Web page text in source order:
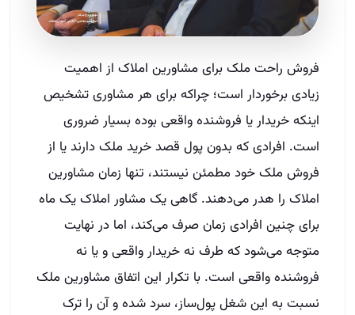
فروش راحت ملک برای مشاورین املاک از اهمیت
زیادی برخوردار است؛ چراکه برای هر مشاوری تشخیص
اینکه خریدار یا فروشنده واقعی بوده بسیار ضروری
است. افرادی که بدون پول قصد خرید ملک دارند یا از
فروش ملک خود مطمئن نیستند، تنها زمان مشاورین
املاک را هدر می‌دهند. گاهی یک مشاور املاک یک ماه
برای چنین افرادی زمان صرف می‌کند، اما در نهایت
متوجه می‌شود که طرف نه خریدار واقعی و یا نه
فروشنده واقعی است. با تکرار این اتفاق مشاورین ملک
نسبت به این شغل پول‌ساز، سرد شده و آن را ترک